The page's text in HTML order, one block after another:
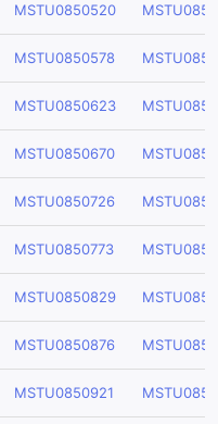
MSTU0850520
MSTU0850578
MSTU0850623
MSTU0850670
MSTU0850726
MSTU0850773
MSTU0850829
MSTU0850876
MSTU0850921